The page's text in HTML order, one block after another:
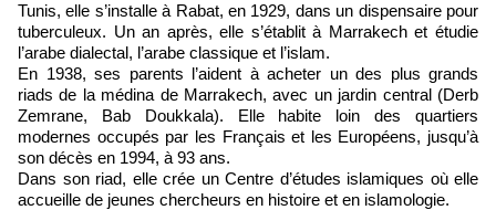
Tunis, elle s’installe à Rabat, en 1929, dans un dispensaire pour
tuberculeux. Un an après, elle s’établit à Marrakech et étudie
l’arabe dialectal, l’arabe classique et l’islam.
En 1938, ses parents l’aident à acheter un des plus grands
riads de la médina de Marrakech, avec un jardin central (Derb
Zemrane, Bab Doukkala). Elle habite loin des quartiers
modernes occupés par les Français et les Européens, jusqu’à
son décès en 1994, à 93 ans.
Dans son riad, elle crée un Centre d’études islamiques où elle
accueille de jeunes chercheurs en histoire et en islamologie.